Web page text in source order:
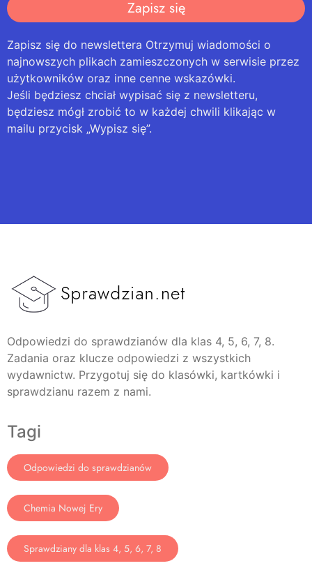
Zapisz się
Zapisz się do newslettera Otrzymuj wiadomości o
najnowszych plikach zamieszczonych w serwisie przez
użytkowników oraz inne cenne wskazówki.
Jeśli będziesz chciał wypisać się z newsletteru,
będziesz mógł zrobić to w każdej chwili klikając w
mailu przycisk „Wypisz się”.
Odpowiedzi do sprawdzianów dla klas 4, 5, 6, 7, 8.
Zadania oraz klucze odpowiedzi z wszystkich
wydawnictw. Przygotuj się do klasówki, kartkówki i
sprawdzianu razem z nami.
Tagi
Odpowiedzi do sprawdzianów
Chemia Nowej Ery
Sprawdziany dla klas 4, 5, 6, 7, 8